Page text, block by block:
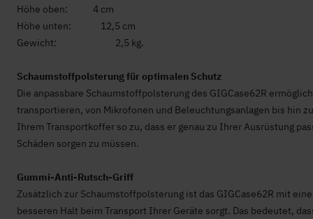
Höhe oben: 4 cm
Höhe unten: 12,5 cm
Gewicht: 2,5 kg.
Schaumstoffpolsterung für optimalen Schutz
Die anpassbare Schaumstoffpolsterung des GIGCase62R
transportieren, von Mikrofonen und Beleuchtungsanlagen bis hin
Ihrem Transportkoffer so zu, dass er genau zu Ihrer Ausrüstung
Schäden sorgen zu müssen.
Gummi-Anti-Rutsch-Griff
Zusätzlich zur Schaumstoffpolsterung ist das GIGCase62R mit
besseren Halt beim Transport Ihrer Geräte sorgt. Das bedeutet,